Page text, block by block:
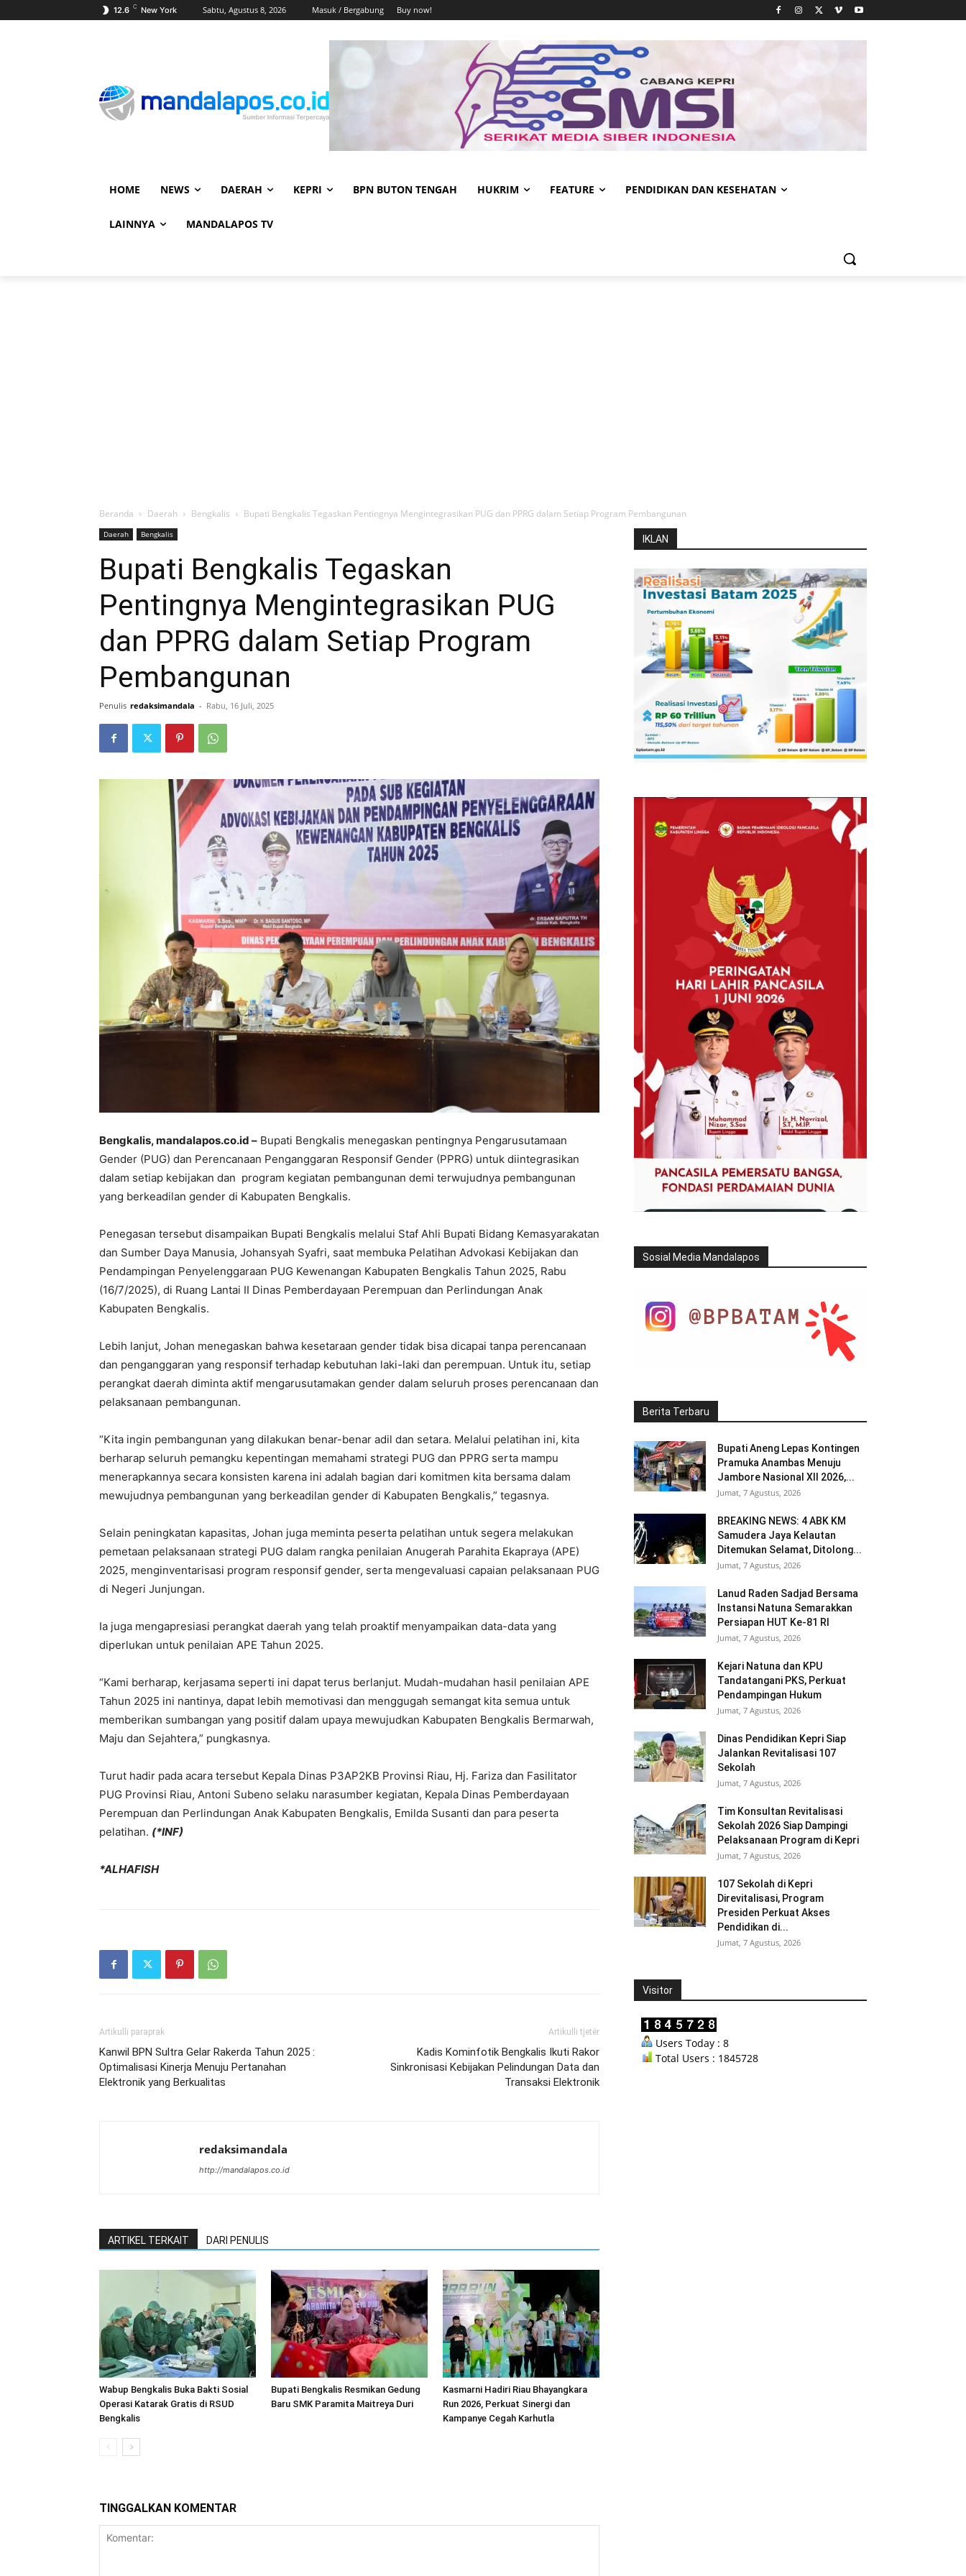
12.6 C New York Sabtu, Agustus 8, 2026 Masuk / Bergabung Buy now!
HOME NEWS DAERAH KEPRI BPN BUTON TENGAH HUKRIM FEATURE PENDIDIKAN DAN KESEHATAN
LAINNYA MANDALAPOS TV
Beranda Daerah Bengkalis Bupati Bengkalis Tegaskan Pentingnya Mengintegrasikan PUG dan PPRG dalam Setiap Program Pembangunan
Daerah Bengkalis
Bupati Bengkalis Tegaskan
Pentingnya Mengintegrasikan PUG
dan PPRG dalam Setiap Program
Pembangunan
Penulis redaksimandala - Rabu, 16 Juli, 2025
Bengkalis, mandalapos.co.id – Bupati Bengkalis menegaskan pentingnya Pengarusutamaan
Gender (PUG) dan Perencanaan Penganggaran Responsif Gender (PPRG) untuk diintegrasikan
dalam setiap kebijakan dan program kegiatan pembangunan demi terwujudnya pembangunan
yang berkeadilan gender di Kabupaten Bengkalis.
Penegasan tersebut disampaikan Bupati Bengkalis melalui Staf Ahli Bupati Bidang Kemasyarakatan
dan Sumber Daya Manusia, Johansyah Syafri, saat membuka Pelatihan Advokasi Kebijakan dan
Pendampingan Penyelenggaraan PUG Kewenangan Kabupaten Bengkalis Tahun 2025, Rabu
(16/7/2025), di Ruang Lantai II Dinas Pemberdayaan Perempuan dan Perlindungan Anak
Kabupaten Bengkalis.
Lebih lanjut, Johan menegaskan bahwa kesetaraan gender tidak bisa dicapai tanpa perencanaan
dan penganggaran yang responsif terhadap kebutuhan laki-laki dan perempuan. Untuk itu, setiap
perangkat daerah diminta aktif mengarusutamakan gender dalam seluruh proses perencanaan dan
pelaksanaan pembangunan.
“Kita ingin pembangunan yang dilakukan benar-benar adil dan setara. Melalui pelatihan ini, kita
berharap seluruh pemangku kepentingan memahami strategi PUG dan PPRG serta mampu
menerapkannya secara konsisten karena ini adalah bagian dari komitmen kita bersama dalam
mewujudnya pembangunan yang berkeadilan gender di Kabupaten Bengkalis,” tegasnya.
Selain peningkatan kapasitas, Johan juga meminta peserta pelatihan untuk segera melakukan
pemetaan pelaksanaan strategi PUG dalam rangka penilaian Anugerah Parahita Ekapraya (APE)
2025, menginventarisasi program responsif gender, serta mengevaluasi capaian pelaksanaan PUG
di Negeri Junjungan.
Ia juga mengapresiasi perangkat daerah yang telah proaktif menyampaikan data-data yang
diperlukan untuk penilaian APE Tahun 2025.
“Kami berharap, kerjasama seperti ini dapat terus berlanjut. Mudah-mudahan hasil penilaian APE
Tahun 2025 ini nantinya, dapat lebih memotivasi dan menggugah semangat kita semua untuk
memberikan sumbangan yang positif dalam upaya mewujudkan Kabupaten Bengkalis Bermarwah,
Maju dan Sejahtera,” pungkasnya.
Turut hadir pada acara tersebut Kepala Dinas P3AP2KB Provinsi Riau, Hj. Fariza dan Fasilitator
PUG Provinsi Riau, Antoni Subeno selaku narasumber kegiatan, Kepala Dinas Pemberdayaan
Perempuan dan Perlindungan Anak Kabupaten Bengkalis, Emilda Susanti dan para peserta
pelatihan. (*INF)
*ALHAFISH
Artikulli paraprak
Kanwil BPN Sultra Gelar Rakerda Tahun 2025 :
Optimalisasi Kinerja Menuju Pertanahan
Elektronik yang Berkualitas
Artikulli tjetër
Kadis Kominfotik Bengkalis Ikuti Rakor
Sinkronisasi Kebijakan Pelindungan Data dan
Transaksi Elektronik
redaksimandala
http://mandalapos.co.id
ARTIKEL TERKAIT DARI PENULIS
Wabup Bengkalis Buka Bakti Sosial
Operasi Katarak Gratis di RSUD
Bengkalis
Bupati Bengkalis Resmikan Gedung
Baru SMK Paramita Maitreya Duri
Kasmarni Hadiri Riau Bhayangkara
Run 2026, Perkuat Sinergi dan
Kampanye Cegah Karhutla
TINGGALKAN KOMENTAR
IKLAN
Sosial Media Mandalapos
Berita Terbaru
Bupati Aneng Lepas Kontingen
Pramuka Anambas Menuju
Jambore Nasional XII 2026,...
Jumat, 7 Agustus, 2026
BREAKING NEWS: 4 ABK KM
Samudera Jaya Kelautan
Ditemukan Selamat, Ditolong...
Jumat, 7 Agustus, 2026
Lanud Raden Sadjad Bersama
Instansi Natuna Semarakkan
Persiapan HUT Ke-81 RI
Jumat, 7 Agustus, 2026
Kejari Natuna dan KPU
Tandatangani PKS, Perkuat
Pendampingan Hukum
Jumat, 7 Agustus, 2026
Dinas Pendidikan Kepri Siap
Jalankan Revitalisasi 107
Sekolah
Jumat, 7 Agustus, 2026
Tim Konsultan Revitalisasi
Sekolah 2026 Siap Dampingi
Pelaksanaan Program di Kepri
Jumat, 7 Agustus, 2026
107 Sekolah di Kepri
Direvitalisasi, Program
Presiden Perkuat Akses
Pendidikan di...
Jumat, 7 Agustus, 2026
Visitor
Users Today : 8
Total Users : 1845728